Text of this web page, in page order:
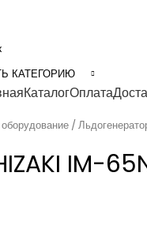
КАТЕГОРИЮ
КаталогОплата
IM-